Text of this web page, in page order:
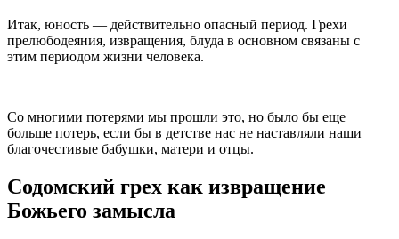
Итак, юность — действительно опасный период. Грехи
прелюбодеяния, извращения, блуда в основном связаны с
этим периодом жизни человека.
Со многими потерями мы прошли это, но было бы еще
больше потерь, если бы в детстве нас не наставляли наши
благочестивые бабушки, матери и отцы.
Содомский грех как извращение
Божьего замысла